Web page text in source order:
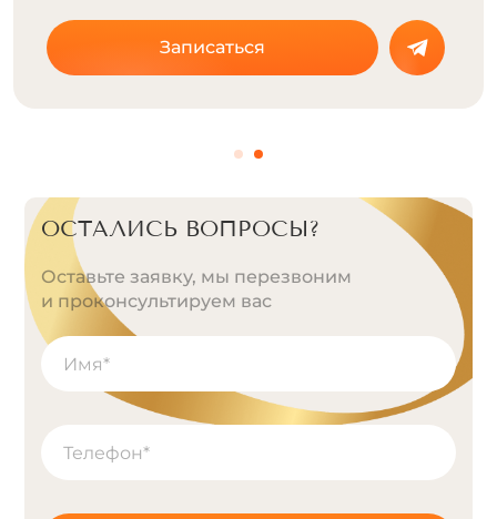
Записаться
ОСТАЛИСЬ ВОПРОСЫ?
Оставьте заявку, мы перезвоним
и проконсультируем вас